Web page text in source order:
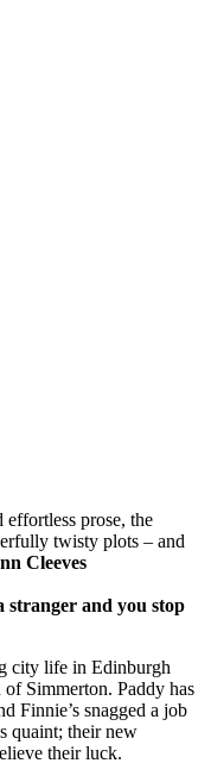
effortless prose, the
twisty plots – and
Cleeves
stranger and you stop
city life in Edinburgh
Simmerton. Paddy has
Finnie’s snagged a job
quaint; their new
their luck.